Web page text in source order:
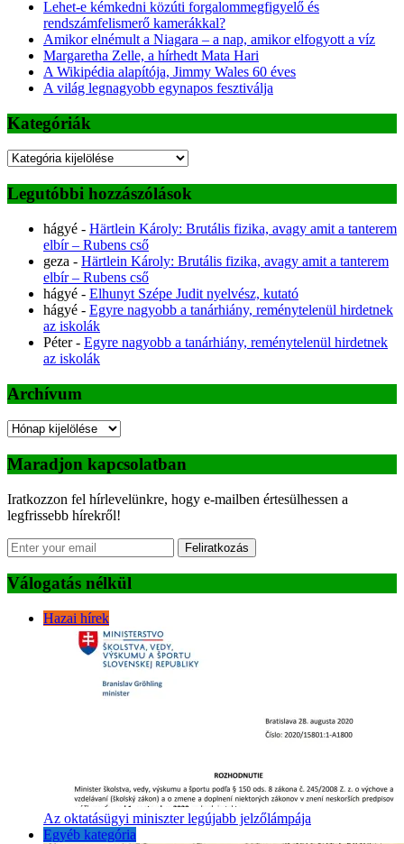
Lehet-e kémkedni közúti forgalommegfigyelő és
rendszámfelismerő kamerákkal?
Amikor elnémult a Niagara – a nap, amikor elfogyott a víz
Margaretha Zelle, a hírhedt Mata Hari
A Wikipédia alapítója, Jimmy Wales 60 éves
A világ legnagyobb egynapos fesztiválja
Kategóriák
Kategóriák
Legutóbbi hozzászólások
hágyé - Härtlein Károly: Brutális fizika, avagy amit a tanterem
elbír – Rubens cső
geza - Härtlein Károly: Brutális fizika, avagy amit a tanterem
elbír – Rubens cső
hágyé - Elhunyt Szépe Judit nyelvész, kutató
hágyé - Egyre nagyobb a tanárhiány, reménytelenül hirdetnek
az iskolák
Péter- Egyre nagyobb a tanárhiány, reménytelenül hirdetnek
az iskolák
Archívum
Archívum
Maradjon kapcsolatban
Iratkozzon fel hírlevelünkre, hogy e-mailben értesülhessen a
legfrissebb hírekről!
Feliratkozás
Válogatás nélkül
Hazai hírek
Az oktatásügyi miniszter legújabb jelzőlámpája
Egyéb kategória